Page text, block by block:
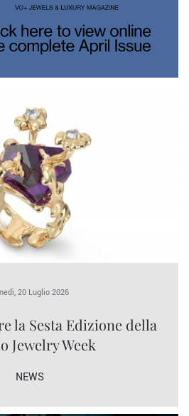
20 Luglio 2026
la Sesta Edizione della
Jewelry Week
NEWS